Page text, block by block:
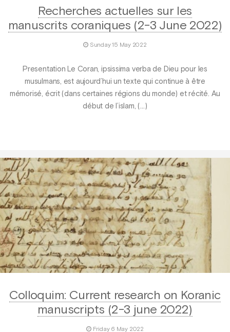
Recherches actuelles sur les
manuscrits coraniques (2-3 June 2022)
Sunday 15 May 2022
Presentation Le Coran, ipsissima verba de Dieu pour les
musulmans, est aujourd’hui un texte qui continue à être
mémorisé, écrit (dans certaines régions du monde) et récité. Au
début de l’islam, (…)
Colloquim: Current research on Koranic
manuscripts (2-3 june 2022)
Friday 6 May 2022